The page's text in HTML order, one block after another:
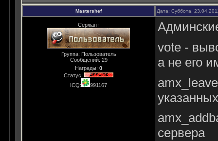
Mastershef Дата: Суббота,
Сержант
Группа: Пользователь
Сообщений: 29
Награды: 0
Статус:
ICQ:
991167
vote -
а не его
сервера